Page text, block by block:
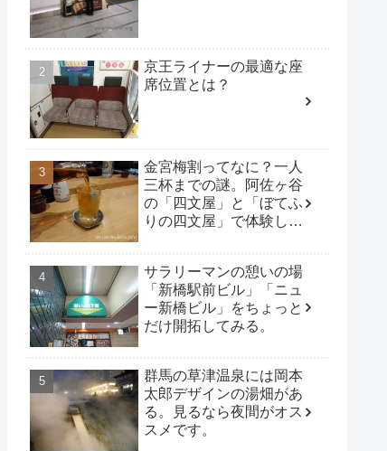
京王ライナーの最適な座
席位置とは？
金宮梅割ってなに？一人
三杯までの謎。阿佐ヶ谷
の「四文屋」と「ぼてふ
りの四文屋」で体験して
サラリーマンの憩いの場
「新橋駅前ビル」「ニュ
ー新橋ビル」をちょっと
だけ開拓してみる。
群馬の草津温泉には岡本
太郎デザインの湯畑があ
る。見るなら夜間がオス
スメです。